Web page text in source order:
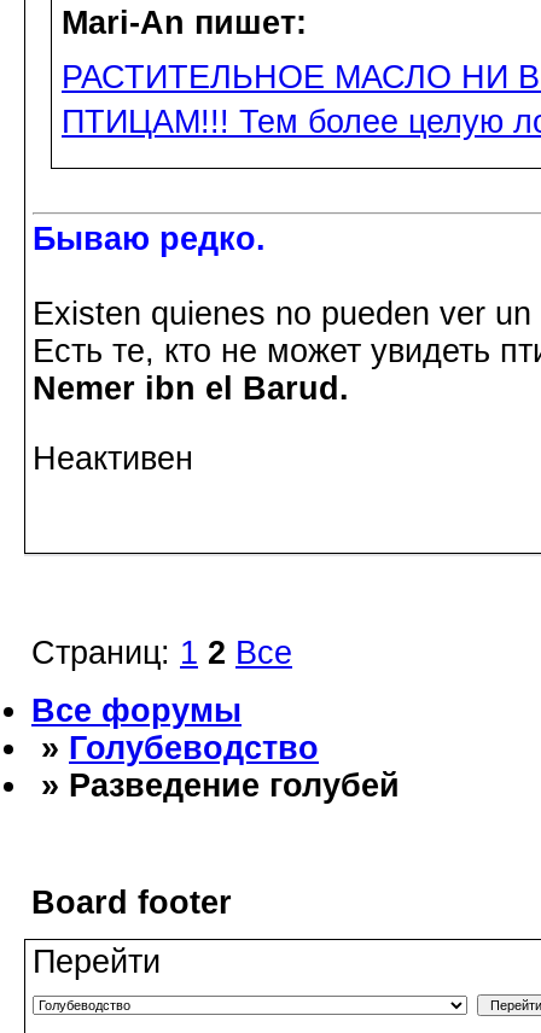
Mari-An пишет:
РАСТИТЕЛЬНОЕ МАСЛО НИ
ПТИЦАМ!!! Тем более целую
Бываю редко.
Existen quienes no pueden ver
Есть те, кто не может увидеть
Nemer ibn el Barud.
Неактивен
Страниц: 1 2 Все
Все форумы
» Голубеводство
» Разведение голубей
Board footer
Перейти